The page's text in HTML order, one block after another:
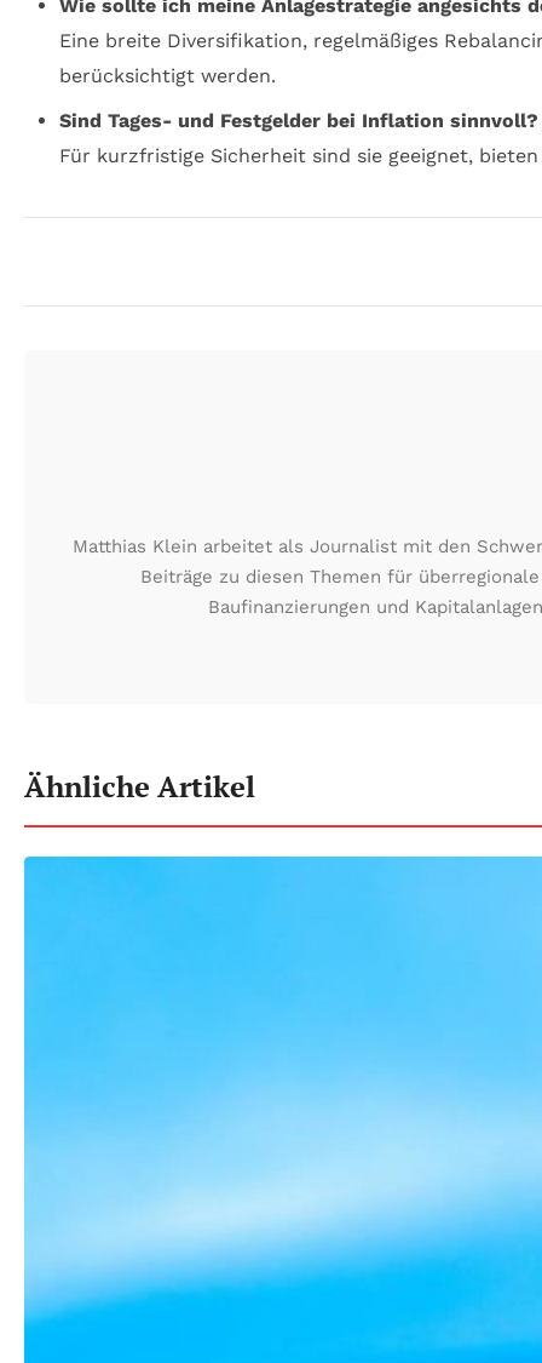
Wie sollte ich meine Anlagestrategie angesichts
Eine breite Diversifikation, regelmäßiges
berücksichtigt werden.
Sind Tages- und Festgelder bei Inflation sinnvoll?
Für kurzfristige Sicherheit sind sie geeignet,
Matthias Klein arbeitet als Journalist mit den
Beiträge zu diesen Themen für
Baufinanzierungen und
Ähnliche Artikel